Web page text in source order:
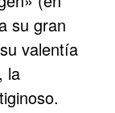
su gran
valentía
la